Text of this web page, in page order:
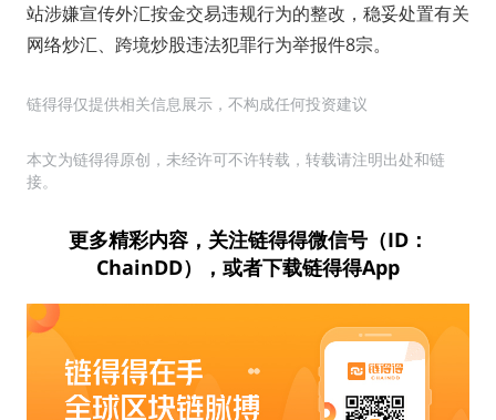
站涉嫌宣传外汇按金交易违规行为的整改，稳妥处置有关
网络炒汇、跨境炒股违法犯罪行为举报件8宗。
链得得仅提供相关信息展示，不构成任何投资建议
本文为链得得原创，未经许可不许转载，转载请注明出处和链
接。
更多精彩内容，关注链得得微信号（ID：
ChainDD），或者下载链得得App